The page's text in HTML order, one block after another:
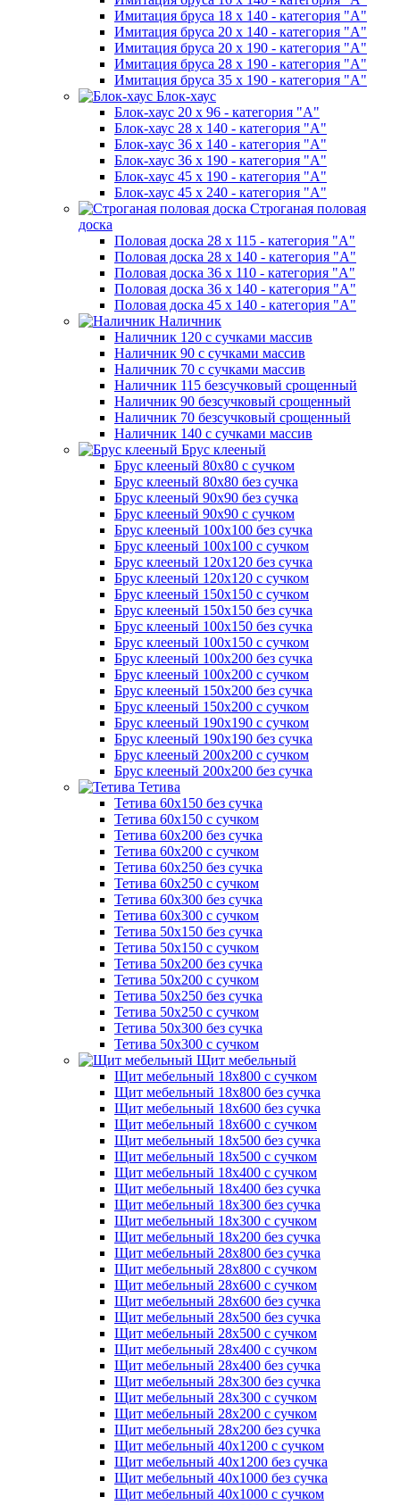
Имитация бруса 18 х 140 - категория "А"
Имитация бруса 20 х 140 - категория "А"
Имитация бруса 20 х 190 - категория "А"
Имитация бруса 28 х 190 - категория "А"
Имитация бруса 35 х 190 - категория "А"
Блок-хаус
Блок-хаус 20 х 96 - категория "А"
Блок-хаус 28 х 140 - категория "А"
Блок-хаус 36 х 140 - категория "А"
Блок-хаус 36 х 190 - категория "А"
Блок-хаус 45 х 190 - категория "А"
Блок-хаус 45 х 240 - категория "А"
Строганая половая
доска
Половая доска 28 х 115 - категория "А"
Половая доска 28 х 140 - категория "А"
Половая доска 36 х 110 - категория "А"
Половая доска 36 х 140 - категория "А"
Половая доска 45 х 140 - категория "А"
Наличник
Наличник 120 с сучками массив
Наличник 90 с сучками массив
Наличник 70 с сучками массив
Наличник 115 безсучковый срощенный
Наличник 90 безсучковый срощенный
Наличник 70 безсучковый срощенный
Наличник 140 с сучками массив
Брус клееный
Брус клееный 80х80 с сучком
Брус клееный 80х80 без сучка
Брус клееный 90х90 без сучка
Брус клееный 90х90 с сучком
Брус клееный 100х100 без сучка
Брус клееный 100х100 с сучком
Брус клееный 120х120 без сучка
Брус клееный 120х120 с сучком
Брус клееный 150х150 с сучком
Брус клееный 150х150 без сучка
Брус клееный 100х150 без сучка
Брус клееный 100х150 с сучком
Брус клееный 100х200 без сучка
Брус клееный 100х200 с сучком
Брус клееный 150х200 без сучка
Брус клееный 150х200 с сучком
Брус клееный 190х190 с сучком
Брус клееный 190х190 без сучка
Брус клееный 200х200 с сучком
Брус клееный 200х200 без сучка
Тетива
Тетива 60х150 без сучка
Тетива 60х150 с сучком
Тетива 60х200 без сучка
Тетива 60х200 с сучком
Тетива 60х250 без сучка
Тетива 60х250 с сучком
Тетива 60х300 без сучка
Тетива 60х300 с сучком
Тетива 50х150 без сучка
Тетива 50х150 с сучком
Тетива 50х200 без сучка
Тетива 50х200 с сучком
Тетива 50х250 без сучка
Тетива 50х250 с сучком
Тетива 50х300 без сучка
Тетива 50х300 с сучком
Щит мебельный
Щит мебельный 18х800 с сучком
Щит мебельный 18х800 без сучка
Щит мебельный 18х600 без сучка
Щит мебельный 18х600 с сучком
Щит мебельный 18х500 без сучка
Щит мебельный 18х500 с сучком
Щит мебельный 18х400 с сучком
Щит мебельный 18х400 без сучка
Щит мебельный 18х300 без сучка
Щит мебельный 18х300 с сучком
Щит мебельный 18х200 без сучка
Щит мебельный 28х800 без сучка
Щит мебельный 28х800 с сучком
Щит мебельный 28х600 с сучком
Щит мебельный 28х600 без сучка
Щит мебельный 28х500 без сучка
Щит мебельный 28х500 с сучком
Щит мебельный 28х400 с сучком
Щит мебельный 28х400 без сучка
Щит мебельный 28х300 без сучка
Щит мебельный 28х300 с сучком
Щит мебельный 28х200 с сучком
Щит мебельный 28х200 без сучка
Щит мебельный 40х1200 с сучком
Щит мебельный 40х1200 без сучка
Щит мебельный 40х1000 без сучка
Щит мебельный 40х1000 с сучком